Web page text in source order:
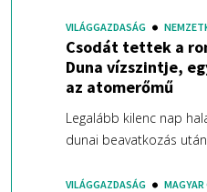
VILÁGGAZDASÁG
Csodát tettek a
Duna vízszintje,
az atomerőmű
Legalább kilenc nap
dunai beavatkozás
VILÁGGAZDASÁG